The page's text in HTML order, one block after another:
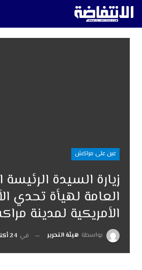
عين على مراكش
زيارة السيدة الرئيسة
العامة لهيأة تحدي
الأمريكية لمدينة
بواسطة هيئة التحرير في 24 أكتوبر, 2014